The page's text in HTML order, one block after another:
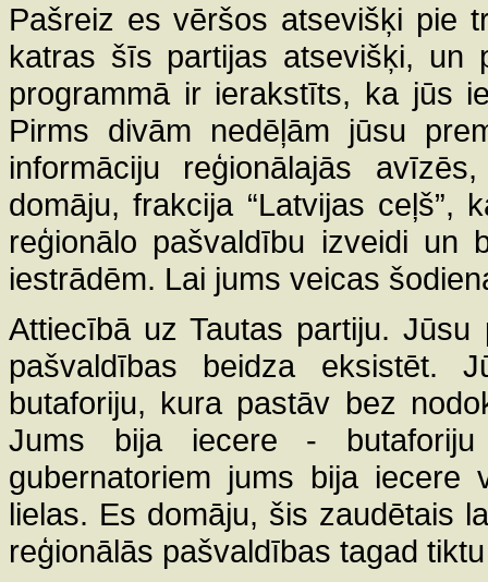
Pašreiz es vēršos atsevišķi pie
katras šīs partijas atsevišķi, un
programmā ir ierakstīts, ka jūs
Pirms divām nedēļām jūsu
informāciju reģionālajās
domāju, frakcija “Latvijas ceļš”,
reģionālo pašvaldību izveidi un
iestrādēm. Lai jums veicas
Attiecībā uz Tautas partiju.
pašvaldības beidza eksistēt.
butaforiju, kura pastāv bez
Jums bija iecere -
gubernatoriem jums bija iecere
lielas. Es domāju, šis zaudētais
reģionālās pašvaldības tagad